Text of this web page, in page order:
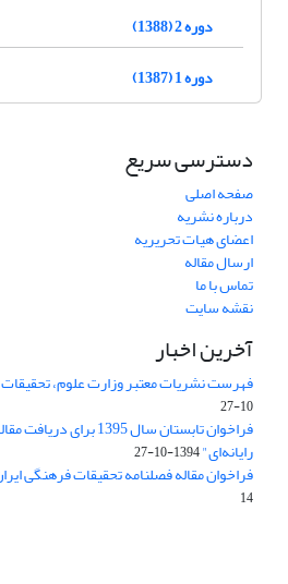
دوره 2 (1388)
دوره 1 (1387)
دسترسی سریع
صفحه اصلی
درباره نشریه
اعضای هیات تحریریه
ارسال مقاله
تماس با ما
نقشه سایت
آخرین اخبار
فهرست نشریات معتبر وزارت علوم، تحقیقات و
10-27
فراخوان تابستان سال 1395
رایانه‌ای"1394-10-27
فراخوان مقاله فصلنامه تحقیقات فرهنگی ایران سال
14